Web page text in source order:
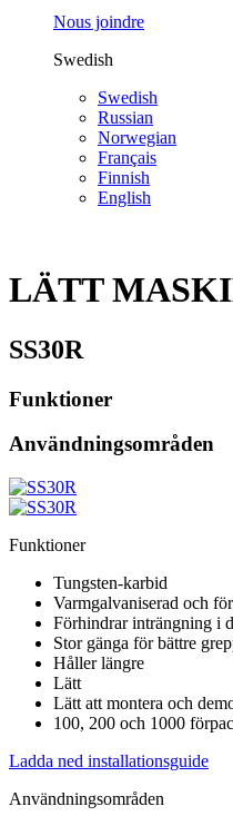
Nous joindre
Swedish
Swedish
Russian
Norwegian
Français
Finnish
English
LÄTT
SS30R
Funktioner
Användningsområden
Funktioner
Tungsten-karbid
Varmgalvaniserad och
Förhindrar inträngning i
Stor gänga för bättre
Håller längre
Lätt
Lätt att montera och
100, 200 och 1000
Ladda ned installationsguide
Användningsområden